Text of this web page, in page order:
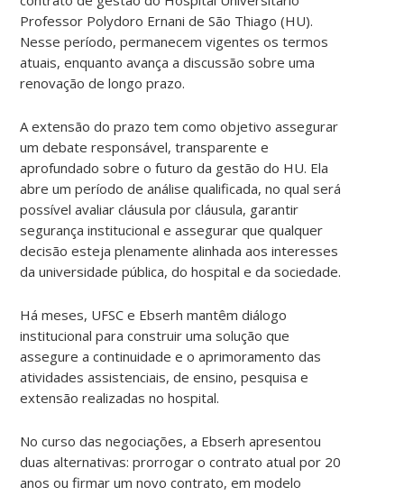
Professor Polydoro Ernani de São Thiago (HU).
Nesse período, permanecem vigentes os termos
atuais, enquanto avança a discussão sobre uma
renovação de longo prazo.
A extensão do prazo tem como objetivo assegurar
um debate responsável, transparente e
aprofundado sobre o futuro da gestão do HU. Ela
abre um período de análise qualificada, no qual será
possível avaliar cláusula por cláusula, garantir
segurança institucional e assegurar que qualquer
decisão esteja plenamente alinhada aos interesses
da universidade pública, do hospital e da sociedade.
Há meses, UFSC e Ebserh mantêm diálogo
institucional para construir uma solução que
assegure a continuidade e o aprimoramento das
atividades assistenciais, de ensino, pesquisa e
extensão realizadas no hospital.
No curso das negociações, a Ebserh apresentou
duas alternativas: prorrogar o contrato atual por 20
anos ou firmar um novo contrato, em modelo